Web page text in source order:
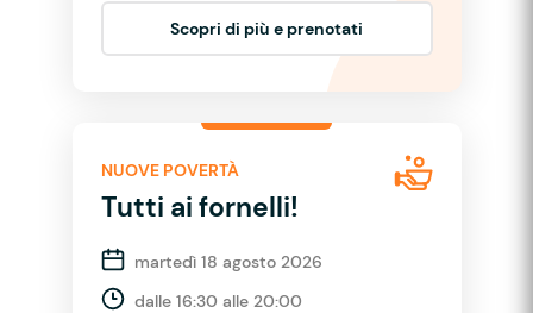
Scopri di più e prenotati
NUOVE POVERTÀ
Tutti ai fornelli!
martedì 18 agosto 2026
dalle 16:30 alle 20:00